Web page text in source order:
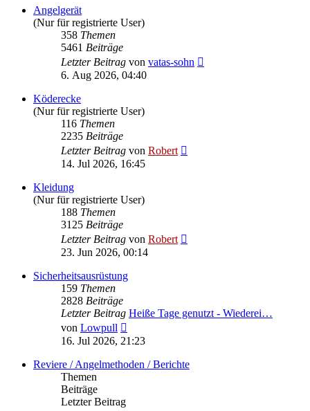
Angelgerät
(Nur für registrierte User)
358 Themen
5461 Beiträge
Letzter Beitrag von vatas-sohn
6. Aug 2026, 04:40
Köderecke
(Nur für registrierte User)
116 Themen
2235 Beiträge
Letzter Beitrag von Robert
14. Jul 2026, 16:45
Kleidung
(Nur für registrierte User)
188 Themen
3125 Beiträge
Letzter Beitrag von Robert
23. Jun 2026, 00:14
Sicherheitsausrüstung
159 Themen
2828 Beiträge
Letzter Beitrag Heiße Tage genutzt - Wiederei…
von Lowpull
Beitrag
16. Jul 2026, 21:23
Reviere / Angelmethoden / Berichte
Themen
Beiträge
Letzter Beitrag